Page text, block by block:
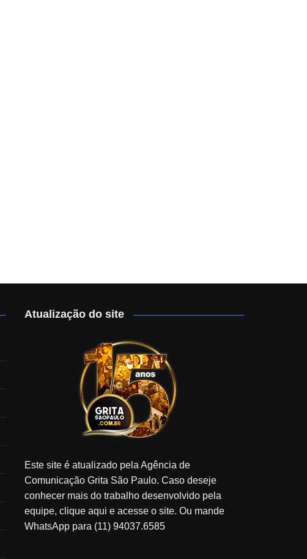
Atualização do site
Este site é atualizado pela Agência de
Comunicação Grita São Paulo. Caso deseje
conhecer mais do trabalho desenvolvido pela
equipe, clique aqui e acesse o site. Ou mande
WhatsApp para (11) 94037.6585